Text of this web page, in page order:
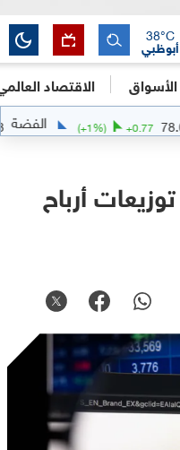
الأسواق الاقتصاد
أبوظبي
38°C
+
(+1%) الفضة 63.33
أرباح